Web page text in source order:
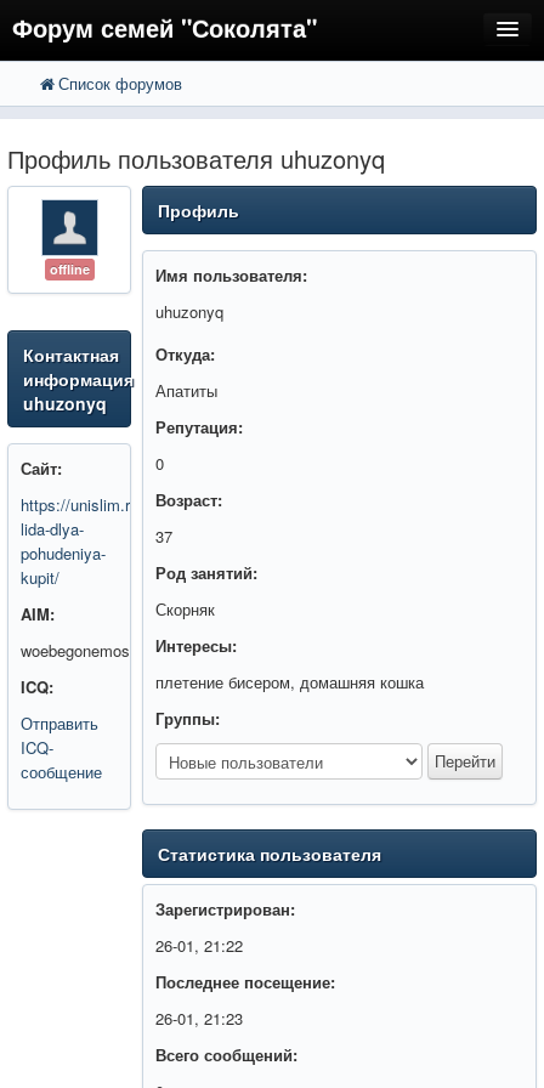
Форум семей "Соколята"
FAQ
Регистрация
Вход
Список форумов
Профиль пользователя uhuzonyq
offline
Контактная
информация
uhuzonyq
Сайт:
https://unislim.ru/tovar/kapsuly-
lida-dlya-
pohudeniya-
kupit/
AIM:
woebegonemosaic
ICQ:
Отправить
ICQ-
сообщение
Профиль
Имя пользователя:
uhuzonyq
Откуда:
Апатиты
Репутация:
0
Возраст:
37
Род занятий:
Скорняк
Интересы:
плетение бисером, домашняя кошка
Группы:
Статистика пользователя
Зарегистрирован:
26-01, 21:22
Последнее посещение:
26-01, 21:23
Всего сообщений: